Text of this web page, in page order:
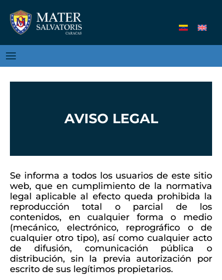
AVISO LEGAL
Se informa a todos los usuarios de este sitio
web, que en cumplimiento de la normativa
legal aplicable al efecto queda prohibida la
reproducción total o parcial de los
contenidos, en cualquier forma o medio
(mecánico, electrónico, reprográfico o de
cualquier otro tipo), así como cualquier acto
de difusión, comunicación pública o
distribución, sin la previa autorización por
escrito de sus legítimos propietarios.